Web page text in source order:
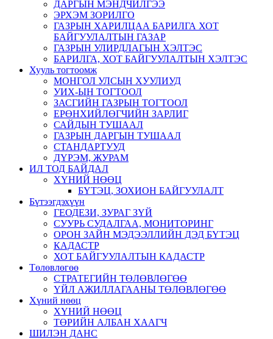
ДАРГЫН МЭНДЧИЛГЭЭ
ЭРХЭМ ЗОРИЛГО
ГАЗРЫН ХАРИЛЦАА БАРИЛГА ХОТ
БАЙГУУЛАЛТЫН ГАЗАР
ГАЗРЫН УЛИРДЛАГЫН ХЭЛТЭС
БАРИЛГА, ХОТ БАЙГУУЛАЛТЫН ХЭЛТЭС
Хууль тогтоомж
МОНГОЛ УЛСЫН ХУУЛИУД
УИХ-ЫН ТОГТООЛ
ЗАСГИЙН ГАЗРЫН ТОГТООЛ
ЕРӨНХИЙЛӨГЧИЙН ЗАРЛИГ
САЙДЫН ТУШААЛ
ГАЗРЫН ДАРГЫН ТУШААЛ
СТАНДАРТУУД
ДҮРЭМ, ЖУРАМ
ИЛ ТОД БАЙДАЛ
ХҮНИЙ НӨӨЦ
БҮТЭЦ, ЗОХИОН БАЙГУУЛАЛТ
Бүтээгдэхүүн
ГЕОДЕЗИ, ЗУРАГ ЗҮЙ
СУУРЬ СУДАЛГАА, МОНИТОРИНГ
ОРОН ЗАЙН МЭДЭЭЛЛИЙН ДЭД БҮТЭЦ
КАДАСТР
ХОТ БАЙГУУЛАЛТЫН КАДАСТР
Төлөвлөгөө
СТРАТЕГИЙН ТӨЛӨВЛӨГӨӨ
ҮЙЛ АЖИЛЛАГААНЫ ТӨЛӨВЛӨГӨӨ
Хүний нөөц
ХҮНИЙ НӨӨЦ
ТӨРИЙН АЛБАН ХААГЧ
ШИЛЭН ДАНС